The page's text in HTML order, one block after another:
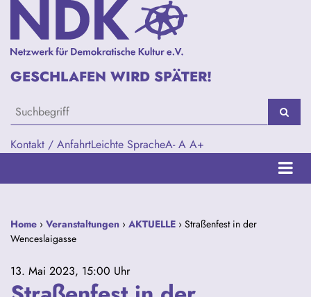
Kontakt / AnfahrtLeichte SpracheA- A A+
GESCHLAFEN WIRD SPÄTER!
Home › Veranstaltungen › AKTUELLE › Straßenfest in der
Wenceslaigasse
13. Mai 2023, 15:00 Uhr